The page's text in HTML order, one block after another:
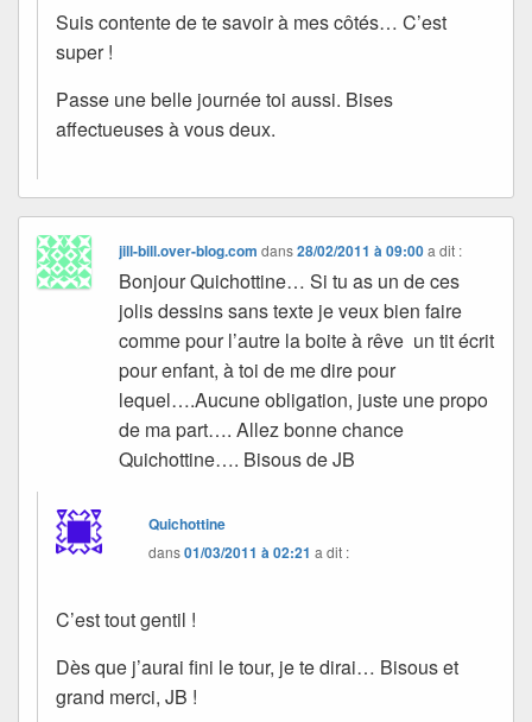
Suis contente de te savoir à mes côtés… C’est
super !
Passe une belle journée toi aussi. Bises
affectueuses à vous deux.
jill-bill.over-blog.com dans28/02/2011 à 09:00 a dit :
Bonjour Quichottine… Si tu as un de ces
jolis dessins sans texte je veux bien faire
comme pour l’autre la boite à rêve un tit écrit
pour enfant, à toi de me dire pour
lequel….Aucune obligation, juste une propo
de ma part…. Allez bonne chance
Quichottine…. Bisous de JB
Quichottine
dans01/03/2011 à 02:21 a dit :
C’est tout gentil !
Dès que j’aurai fini le tour, je te dirai… Bisous et
grand merci, JB !